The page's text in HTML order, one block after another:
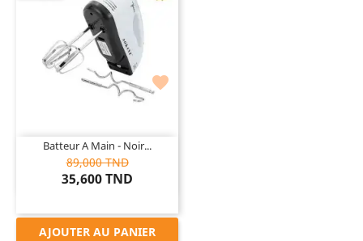

Batteur A Main - Noir...
89,000 TND
35,600 TND
AJOUTER AU PANIER